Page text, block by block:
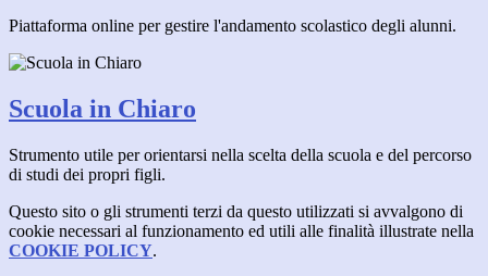
Piattaforma online per gestire l'andamento scolastico degli alunni.
Scuola in Chiaro
Strumento utile per orientarsi nella scelta della scuola e del percorso
di studi dei propri figli.
Questo sito o gli strumenti terzi da questo utilizzati si avvalgono di
cookie necessari al funzionamento ed utili alle finalità illustrate nella
COOKIE POLICY.